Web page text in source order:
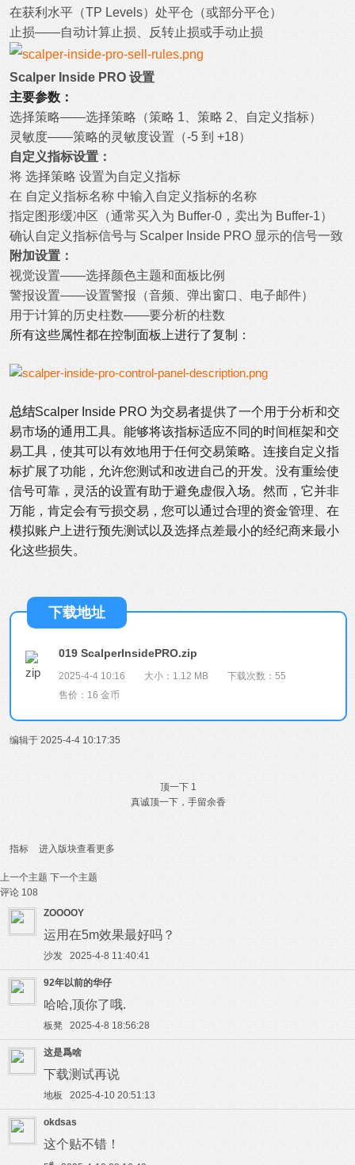
在获利水平（TP Levels）处平仓（或部分平仓）
止损——自动计算止损、反转止损或手动止损
Scalper Inside PRO 设置
主要参数：
选择策略——选择策略（策略 1、策略 2、自定义指标）
灵敏度——策略的灵敏度设置（-5 到 +18）
自定义指标设置：
将 选择策略 设置为自定义指标
在 自定义指标名称 中输入自定义指标的名称
指定图形缓冲区（通常买入为 Buffer-0，卖出为 Buffer-1）
确认自定义指标信号与 Scalper Inside PRO 显示的信号一致
附加设置：
视觉设置——选择颜色主题和面板比例
警报设置——设置警报（音频、弹出窗口、电子邮件）
用于计算的历史柱数——要分析的柱数
所有这些属性都在控制面板上进行了复制：
总结Scalper Inside PRO 为交易者提供了一个用于分析和交
易市场的通用工具。能够将该指标适应不同的时间框架和交
易工具，使其可以有效地用于任何交易策略。连接自定义指
标扩展了功能，允许您测试和改进自己的开发。没有重绘使
信号可靠，灵活的设置有助于避免虚假入场。然而，它并非
万能，肯定会有亏损交易，您可以通过合理的资金管理、在
模拟账户上进行预先测试以及选择点差最小的经纪商来最小
化这些损失。
下载地址
019 ScalperInsidePRO.zip
2025-4-4 10:16 大小：1.12 MB
下载次数：55
售价：16 金币
编辑于 2025-4-4 10:17:35
顶一下 1
真诚顶一下，手留余香
指标 进入版块查看更多
上一个主题 下一个主题
评论 108
ZOOOOY
运用在5m效果最好吗？
沙发 2025-4-8 11:40:41
92年以前的华仔
哈哈,顶你了哦.
板凳 2025-4-8 18:56:28
这是爲啥
下载测试再说
地板 2025-4-10 20:51:13
okdsas
这个贴不错！